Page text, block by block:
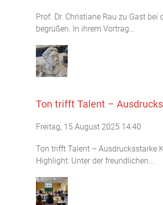
Prof. Dr. Christiane Rau zu Gast
begrüßen. In ihrem Vortrag...
Ton trifft Talent –
Freitag, 15 August 2025 14:40
Ton trifft Talent – Ausdrucksstarke
Highlight: Unter der freundlichen...